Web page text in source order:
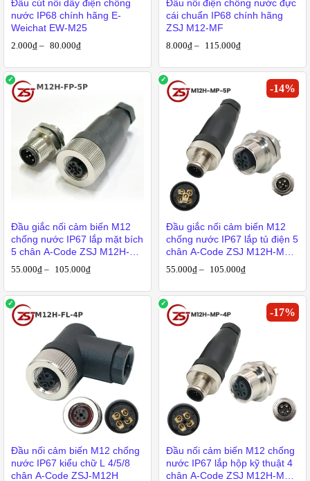
Đầu cút nối dây điện chống
nước IP68 chính hãng E-
Weichat EW-M25
2.000₫ – 80.000₫
Đầu nối điện chống nước đực
cái chuẩn IP68 chính hãng
ZSJ M12-MF
8.000₫ – 115.000₫
Đầu giắc nối cảm biến M12
chống nước IP67 lắp mặt bích
5 chân A-Code ZSJ M12H-
FP-5P
55.000₫ – 105.000₫
-14%
Đầu giắc nối cảm biến M12
chống nước IP67 lắp tủ điện 5
chân A-Code ZSJ M12H-MP-
5P
55.000₫ – 105.000₫
Đầu nối cảm biến M12 chống
nước IP67 kiểu chữ L 4/5/8
chân A-Code ZSJ-M12H
-17%
Đầu nối cảm biến M12 chống
nước IP67 lắp hộp kỹ thuật 4
chân A-Code ZSJ M12H-MP-